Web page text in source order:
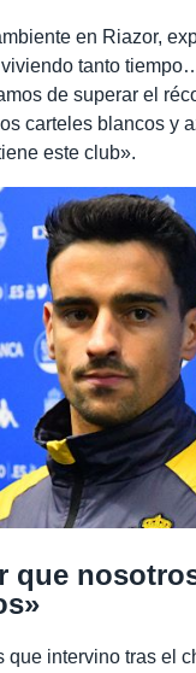
en Riazor,
tanto
de superar el
carteles blancos y
este club».
que
que intervino tras el